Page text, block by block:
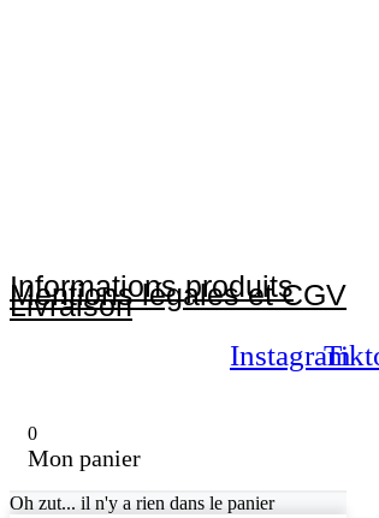
Mentions légales et CGV
Livraison
Informations produits
Instagram
0
Mon panier
Oh zut... il n'y a rien dans le panier